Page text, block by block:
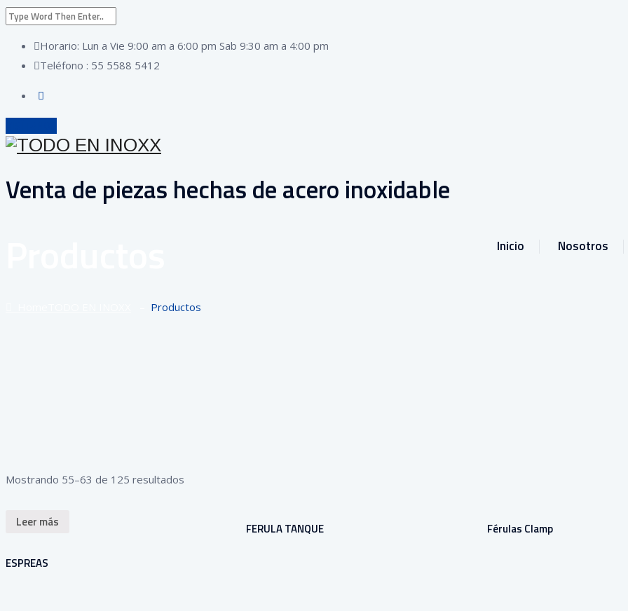
Horario: Lun a Vie 9:00 am a 6:00 pm Sab 9:30 am a 4:00 pm
Teléfono : 55 5588 5412
Venta de piezas hechas de acero inoxidable
Inicio Nosotros
Productos
Mostrando 55–63 de 125 resultados
Leer más
ESPREAS
FERULA TANQUE Férulas Clamp